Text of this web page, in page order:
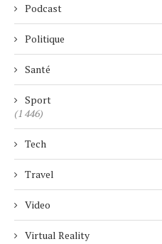
Podcast
Politique
Santé
Sport
(1 446)
Tech
Travel
Video
Virtual Reality